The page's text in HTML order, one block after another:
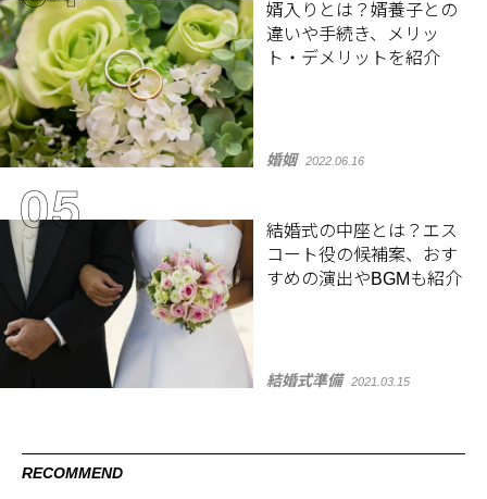
婿入りとは？婿養子との
違いや手続き、メリッ
ト・デメリットを紹介
婚姻 2022.06.16
結婚式の中座とは？エス
コート役の候補案、おす
すめの演出やBGMも紹介
結婚式準備 2021.03.15
RECOMMEND